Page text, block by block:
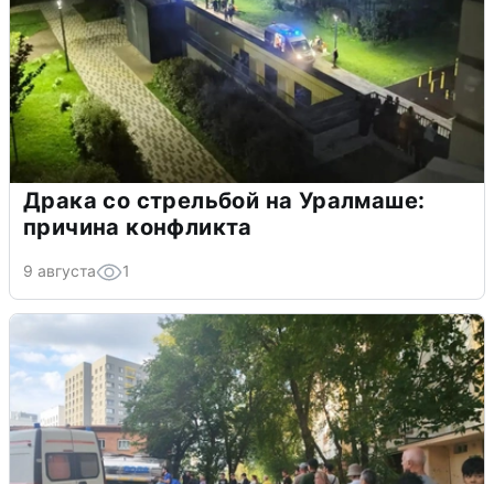
Драка со стрельбой на Уралмаше:
причина конфликта
9 августа 1